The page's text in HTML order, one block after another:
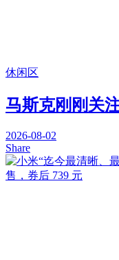
休闲区
马斯克刚刚关
2026-08-02
Share